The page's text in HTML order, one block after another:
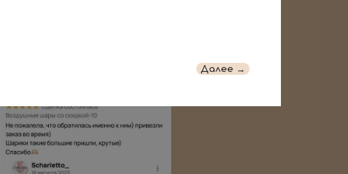
Далее →